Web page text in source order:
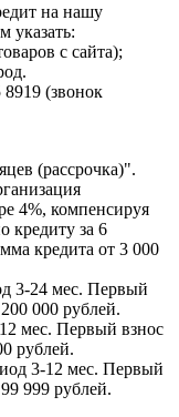
на нашу
указать:
с сайта);
(звонок
(рассрочка)".
4%, компенсируя
кредиту за 6
кредита от 3 000
3-24 мес. Первый
000 рублей.
мес. Первый взнос
рублей.
3-12 мес. Первый
999 рублей.